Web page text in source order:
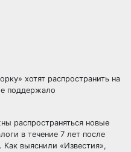
хотят распространить на
поддержало
распространяться новые
в течение 7 лет после
выяснили «Известия»,